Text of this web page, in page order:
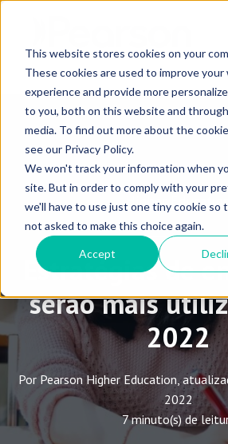
This website stores cookies on your
These cookies are used to improve
experience and provide more
to you, both on this website and
media. To find out more about the
see our Privacy Policy.
We won't track your information when
site. But in order to comply with your
we'll have to use just one tiny cookie so
not asked to make this choice again.
Accept
Higher
Estratégias de
serão mais
2022
Por Pearson Higher Education,
2022
7 minuto(s) de